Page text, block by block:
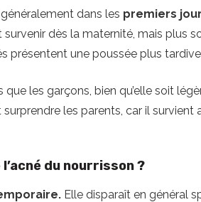
dans les premiers
survenir dès la maternité, mais plus
présentent une poussée plus
que les garçons, bien qu’elle soit
les parents, car il
du nourrisson ?
Elle disparaît en général